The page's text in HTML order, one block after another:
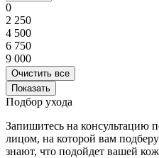
0
2 250
4 500
6 750
9 000
Очистить все
Показать
Подбор ухода
Запишитесь на консультацию
лицом, на которой вам
знают, что подойдет вашей